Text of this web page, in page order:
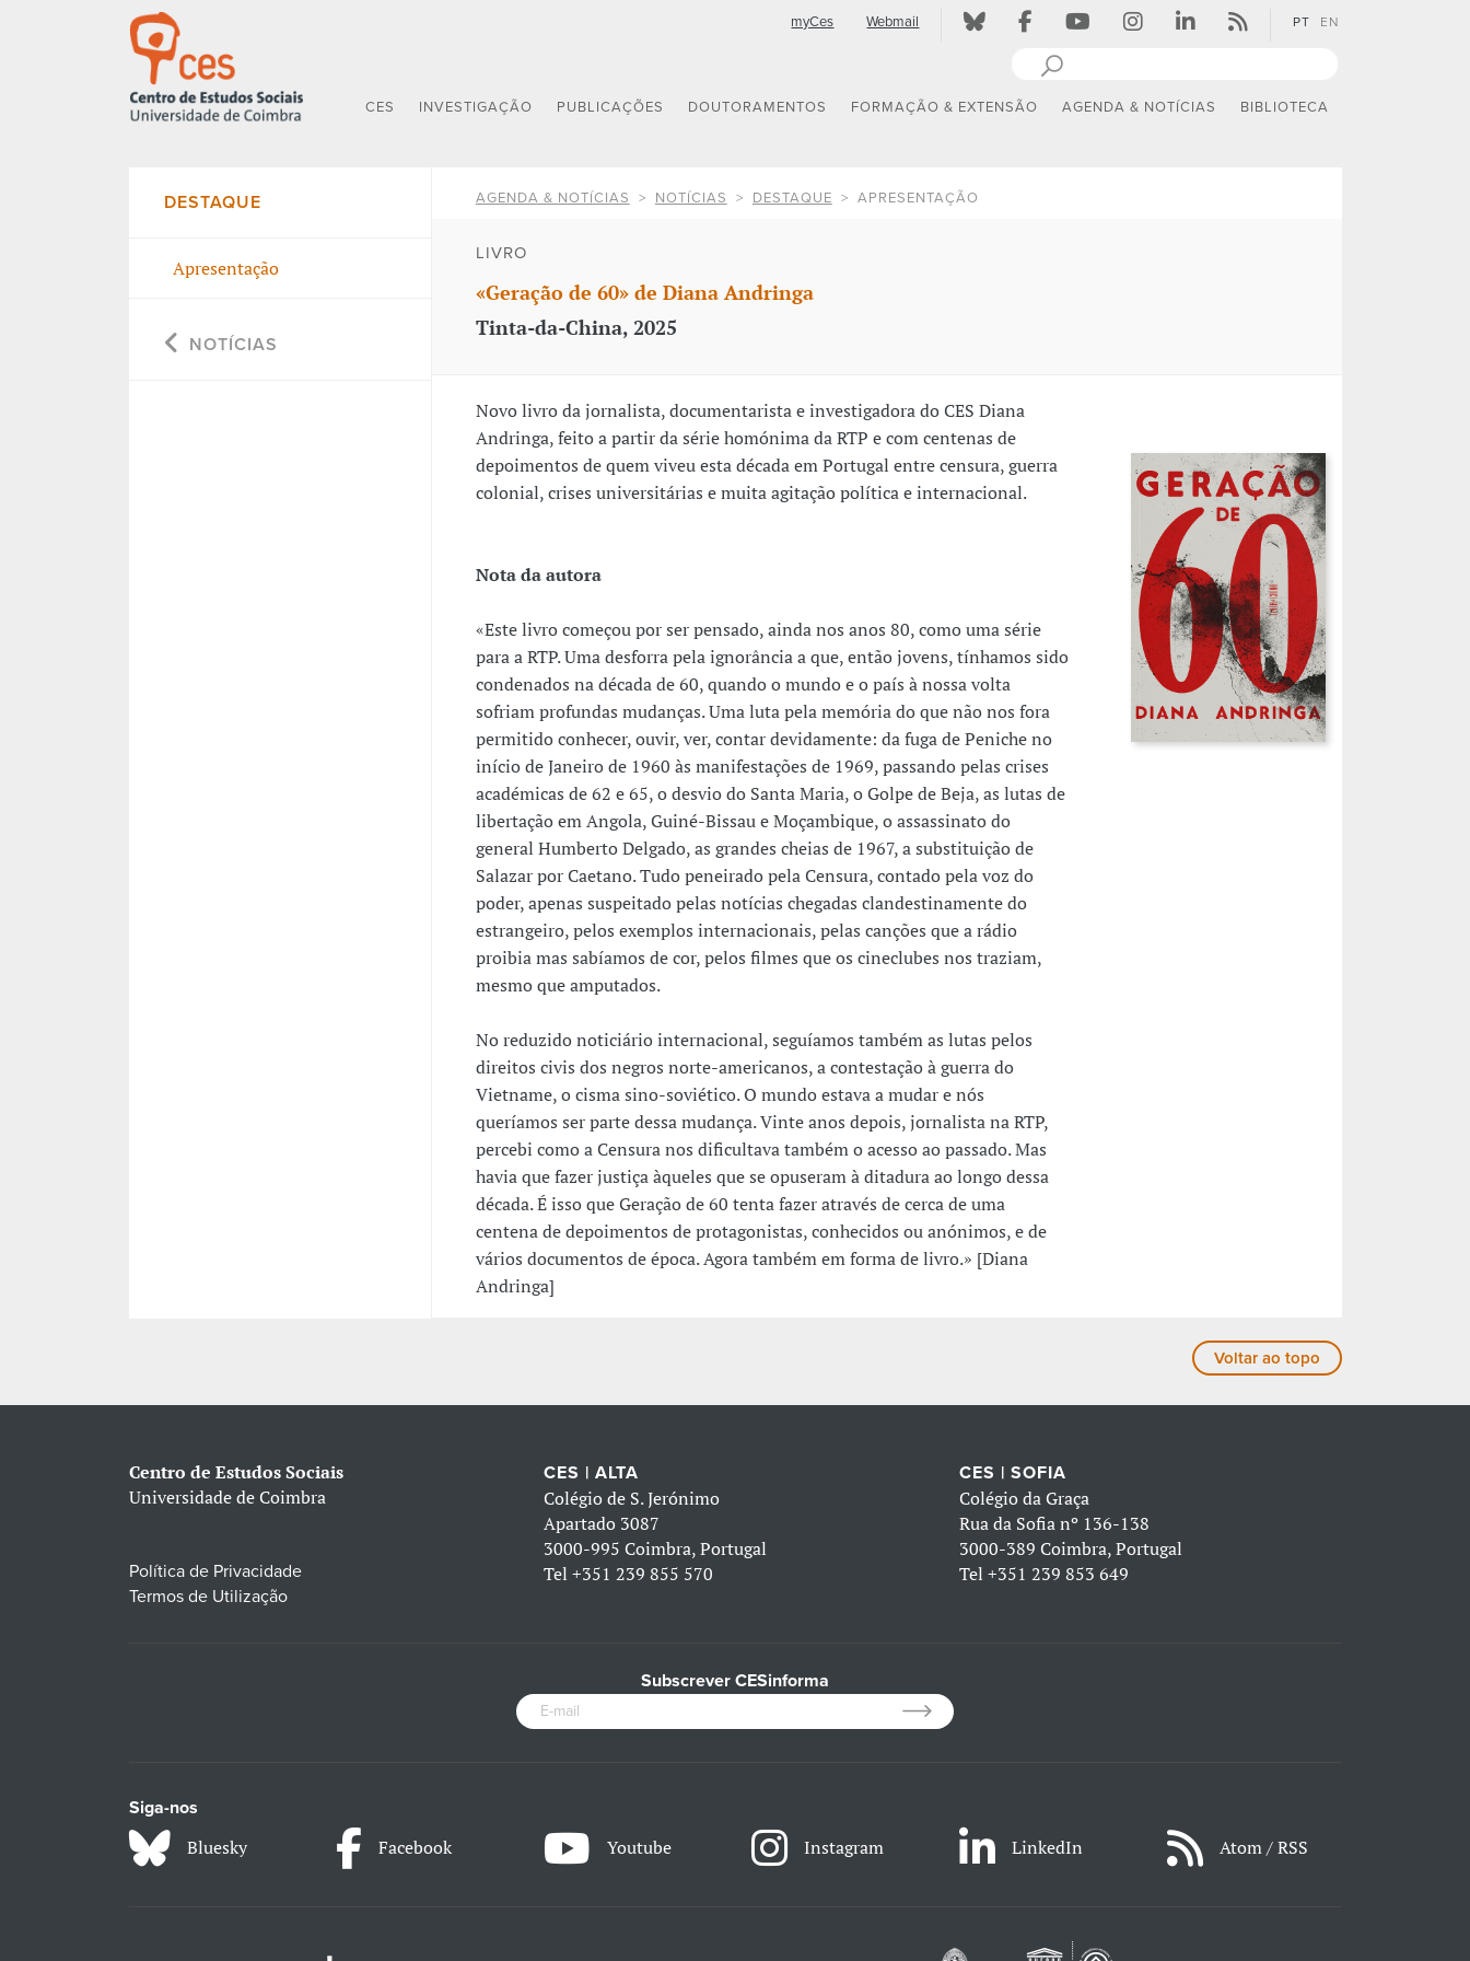
myCes Webmail PT EN
CES INVESTIGAÇÃO PUBLICAÇÕES DOUTORAMENTOS FORMAÇÃO & EXTENSÃO AGENDA & NOTÍCIAS BIBLIOTECA
DESTAQUE
Apresentação
NOTÍCIAS
AGENDA & NOTÍCIAS NOTÍCIAS DESTAQUE APRESENTAÇÃO
LIVRO
«Geração de 60» de Diana Andringa
Tinta-da-China, 2025
Novo livro da jornalista, documentarista e investigadora do CES Diana
Andringa, feito a partir da série homónima da RTP e com centenas de
depoimentos de quem viveu esta década em Portugal entre censura, guerra
colonial, crises universitárias e muita agitação política e internacional.
Nota da autora
«Este livro começou por ser pensado, ainda nos anos 80, como uma série
para a RTP. Uma desforra pela ignorância a que, então jovens, tínhamos sido
condenados na década de 60, quando o mundo e o país à nossa volta
sofriam profundas mudanças. Uma luta pela memória do que não nos fora
permitido conhecer, ouvir, ver, contar devidamente: da fuga de Peniche no
início de Janeiro de 1960 às manifestações de 1969, passando pelas crises
académicas de 62 e 65, o desvio do Santa Maria, o Golpe de Beja, as lutas de
libertação em Angola, Guiné-Bissau e Moçambique, o assassinato do
general Humberto Delgado, as grandes cheias de 1967, a substituição de
Salazar por Caetano. Tudo peneirado pela Censura, contado pela voz do
poder, apenas suspeitado pelas notícias chegadas clandestinamente do
estrangeiro, pelos exemplos internacionais, pelas canções que a rádio
proibia mas sabíamos de cor, pelos filmes que os cineclubes nos traziam,
mesmo que amputados.
No reduzido noticiário internacional, seguíamos também as lutas pelos
direitos civis dos negros norte-americanos, a contestação à guerra do
Vietname, o cisma sino-soviético. O mundo estava a mudar e nós
queríamos ser parte dessa mudança. Vinte anos depois, jornalista na RTP,
percebi como a Censura nos dificultava também o acesso ao passado. Mas
havia que fazer justiça àqueles que se opuseram à ditadura ao longo dessa
década. É isso que Geração de 60 tenta fazer através de cerca de uma
centena de depoimentos de protagonistas, conhecidos ou anónimos, e de
vários documentos de época. Agora também em forma de livro.» [Diana
Andringa]
Voltar ao topo
Centro de Estudos Sociais
Universidade de Coimbra
Política de Privacidade
Termos de Utilização
CES | ALTA
Colégio de S. Jerónimo
Apartado 3087
3000-995 Coimbra, Portugal
Tel+351 239 855 570
CES | SOFIA
Colégio da Graça
Rua da Sofia nº 136-138
3000-389 Coimbra, Portugal
Tel +351 239 853 649
Subscrever CESinforma
Siga-nos
Bluesky Facebook Youtube Instagram LinkedIn Atom / RSS